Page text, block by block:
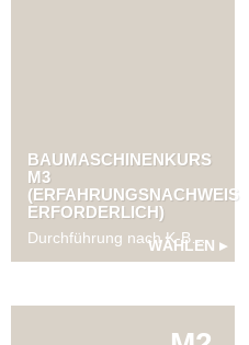
BAUMASCHINENKURS
M3
(ERFAHRUNGSNACHWEIS
ERFORDERLICH)
Durchführung nach K-BMF Standard. Dieser 2 Tageskurs vermittelt die Grundlagen zu Baumaschinen der Kategorie M3, also für Rad- und Raupenlader.
WÄHLEN ▸